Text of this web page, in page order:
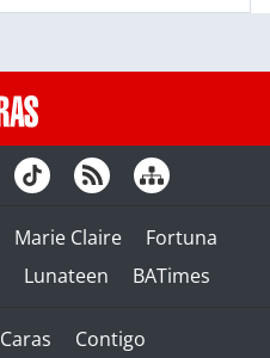
Marie Claire
Fortuna
Lunateen BATimes
Caras Contigo